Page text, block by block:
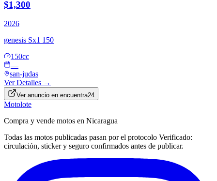
$1,300
2026
genesis Sx1 150
150cc
—
san-judas
Ver Detalles →
Ver anuncio en encuentra24
Motolote
Compra y vende motos en Nicaragua
Todas las motos publicadas pasan por el protocolo Verificado:
circulación, sticker y seguro confirmados antes de publicar.